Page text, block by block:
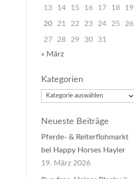
13 14 15 16 17 18 19
20 21 22 23 24 25 26
27 28 29 30
31
« März
Kategorien
Kategorien
Neueste Beiträge
Pferde- & Reiterflohmarkt
bei Happy Horses Hayler
19. März 2026